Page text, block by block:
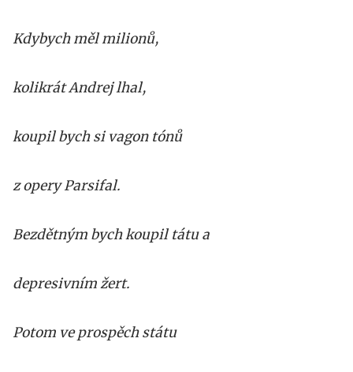
Kdybych měl milionů,
kolikrát Andrej lhal,
koupil bych si vagon tónů
z opery Parsifal.
Bezdětným bych koupil tátu a
depresivním žert.
Potom ve prospěch státu